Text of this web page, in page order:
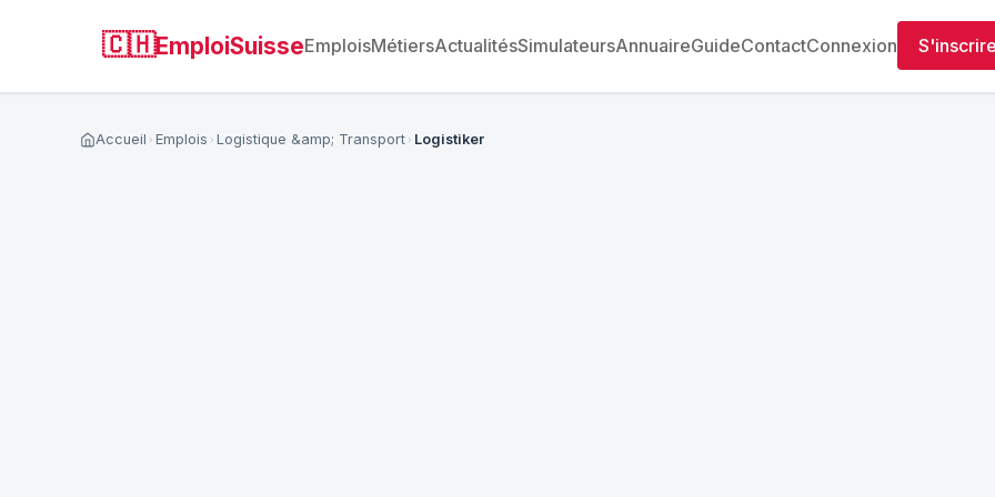
🇨🇭EmploiSuisseEmploisMétiersActualitésSimulateursAnnuaireGuideContactConnexion
Accueil Emplois Logistique &amp; Transport Logistiker